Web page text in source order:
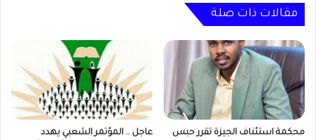
وسنواصل
القتال
حتى
هزيمة
الحركة
الإسلامية
مقالات ذات صلة
محكمة استئناف الجيزة تقرر حبس
عاجل .. المؤتمر الشعبي يهدد